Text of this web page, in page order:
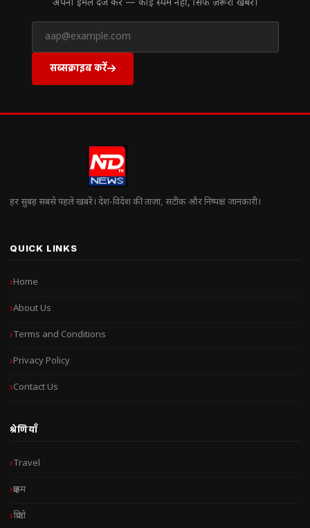
अपना ईमेल दर्ज करें — कोई स्पैम नहीं, सिर्फ ज़रूरी खबरें।
सब्सक्राइब करें
हर सुबह सबसे पहले खबरें। देश-विदेश की ताज़ा, सटीक और निष्पक्ष जानकारी।
QUICK LINKS
Home
About Us
Terms and Conditions
Privacy Policy
Contact Us
श्रेणियाँ
Travel
क्राइम
क्रिप्टो